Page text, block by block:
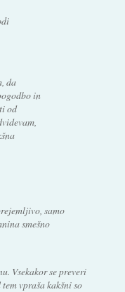
da
in
od
samo
smešno
Vsekakor se preveri
vpraša kakšni so